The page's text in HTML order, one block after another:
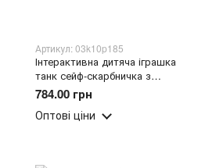
Артикул: 03k10p185
Інтерактивна дитяча іграшка
танк сейф-скарбничка з
кодовим замком Face
Recognition Deposit Tank(509)
784.00 грн
Оптові ціни